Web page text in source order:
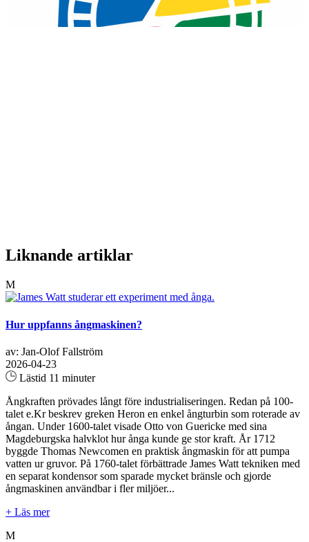
Liknande artiklar
M
Hur uppfanns ångmaskinen?
av: Jan-Olof Fallström
2026-04-23
Lästid 11 minuter
Ångkraften prövades långt före industrialiseringen. Redan på 100-
talet e.Kr beskrev greken Heron en enkel ångturbin som roterade av
ångan. Under 1600-talet visade Otto von Guericke med sina
Magdeburgska halvklot hur ånga kunde ge stor kraft. År 1712
byggde Thomas Newcomen en praktisk ångmaskin för att pumpa
vatten ur gruvor. På 1760-talet förbättrade James Watt tekniken med
en separat kondensor som sparade mycket bränsle och gjorde
ångmaskinen användbar i fler miljöer...
+ Läs mer
M